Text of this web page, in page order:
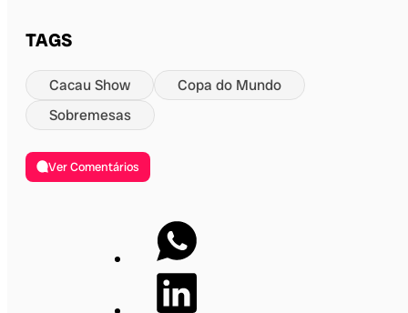
TAGS
Cacau Show
Copa do Mundo
Sobremesas
Ver Comentários